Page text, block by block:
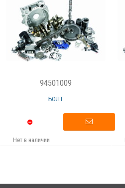
94501009
БОЛТ
Нет в наличии